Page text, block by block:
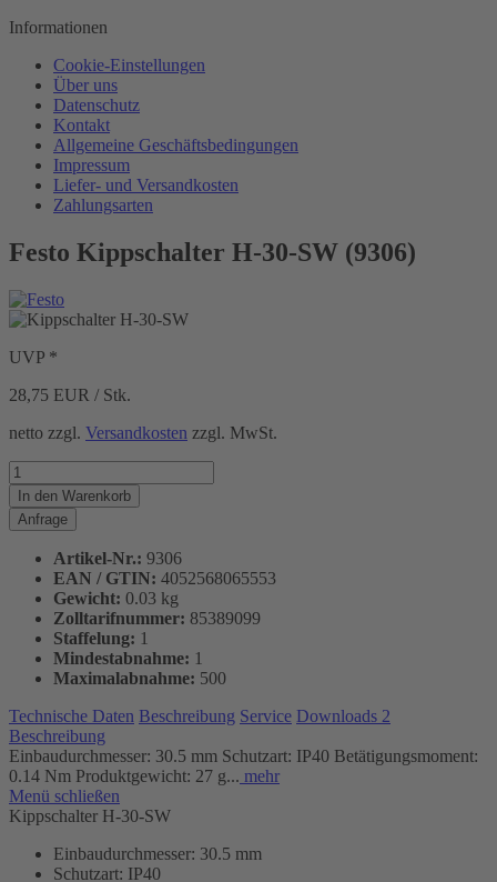
Informationen
Cookie-Einstellungen
Über uns
Datenschutz
Kontakt
Allgemeine Geschäftsbedingungen
Impressum
Liefer- und Versandkosten
Zahlungsarten
Festo Kippschalter H-30-SW (9306)
UVP *
28,75 EUR / Stk.
netto zzgl. Versandkosten zzgl. MwSt.
In den Warenkorb
Anfrage
Artikel-Nr.: 9306
EAN / GTIN: 4052568065553
Gewicht: 0.03 kg
Zolltarifnummer: 85389099
Staffelung: 1
Mindestabnahme: 1
Maximalabnahme: 500
Technische Daten Beschreibung Service Downloads 2
Beschreibung
Einbaudurchmesser: 30.5 mm Schutzart: IP40 Betätigungsmoment:
0.14 Nm Produktgewicht: 27 g... mehr
Menü schließen
Kippschalter H-30-SW
Einbaudurchmesser: 30.5 mm
Schutzart: IP40